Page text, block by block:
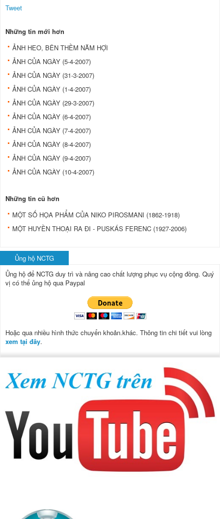
Tweet
Những tin mới hơn
ẢNH HEO, BÊN THỀM NĂM HỢI
ẢNH CỦA NGÀY (5-4-2007)
ẢNH CỦA NGÀY (31-3-2007)
ẢNH CỦA NGÀY (1-4-2007)
ẢNH CỦA NGÀY (29-3-2007)
ẢNH CỦA NGÀY (6-4-2007)
ẢNH CỦA NGÀY (7-4-2007)
ẢNH CỦA NGÀY (8-4-2007)
ẢNH CỦA NGÀY (9-4-2007)
ẢNH CỦA NGÀY (10-4-2007)
Những tin cũ hơn
MỘT SỐ HỌA PHẨM CỦA NIKO PIROSMANI (1862-1918)
MỘT HUYỀN THOẠI RA ĐI - PUSKÁS FERENC (1927-2006)
Ủng hộ NCTG
Ủng hộ để NCTG duy trì và nâng cao chất lượng phục vụ cộng đồng. Quý
vị có thể ủng hộ qua Paypal
Hoặc qua nhiều hình thức chuyển khoản.khác. Thông tin chi tiết vui lòng
xem tại đây.